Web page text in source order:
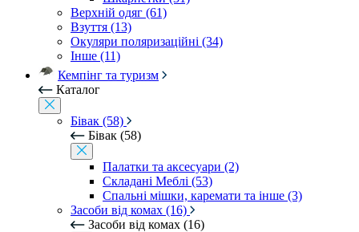
Верхній одяг (61)
Взуття (13)
Окуляри поляризаційні (34)
Інше (11)
Кемпінг та туризм
Каталог
Бівак (58)
Бівак (58)
Палатки та аксесуари (2)
Складані Меблі (53)
Спальні мішки, каремати та інше (3)
Засоби від комах (16)
Засоби від комах (16)